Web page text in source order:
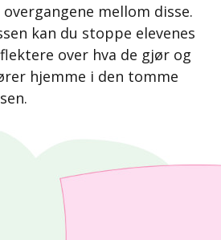
mellom disse.
kan du stoppe elevenes
over hva de gjør og
hjemme i den tomme